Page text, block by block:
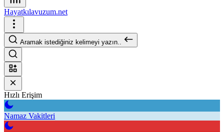
Hayatkılavuzum.net
Aramak istediğiniz kelimeyi yazın..
Hızlı Erişim
Namaz Vakitleri